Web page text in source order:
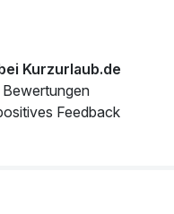
Kurzurlaub.de
Feedback